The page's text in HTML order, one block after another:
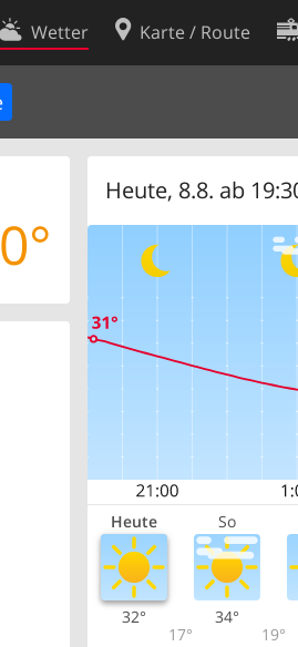
Wetter Karte / Route
Heute, 8.8. ab
Heute So
32°
17°
34°
19°